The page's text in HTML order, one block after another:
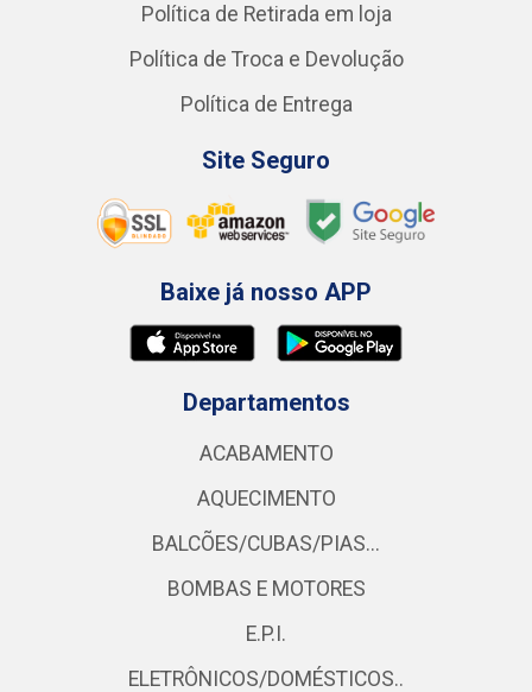
Política de Retirada em loja
Política de Troca e Devolução
Política de Entrega
Site Seguro
Baixe já nosso APP
Departamentos
ACABAMENTO
AQUECIMENTO
BALCÕES/CUBAS/PIAS...
BOMBAS E MOTORES
E.P.I.
ELETRÔNICOS/DOMÉSTICOS..